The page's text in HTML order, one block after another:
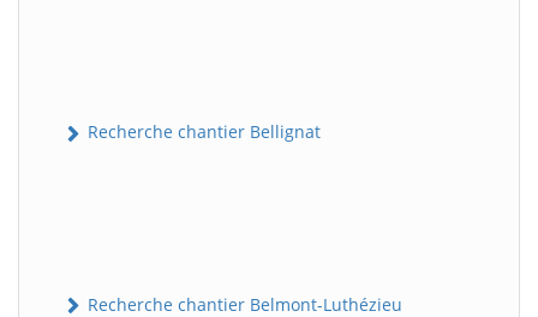
Recherche chantier Bellignat
Recherche chantier Belmont-Luthézieu